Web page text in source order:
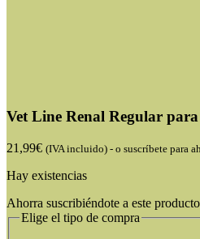
Vet Line Renal Regular
21,99€ (IVA incluido) - o suscríbete para
Hay existencias
Ahorra suscribiéndote a este producto
Elige el tipo de compra